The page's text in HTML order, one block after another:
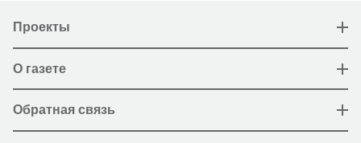
Проекты
О газете
Обратная связь